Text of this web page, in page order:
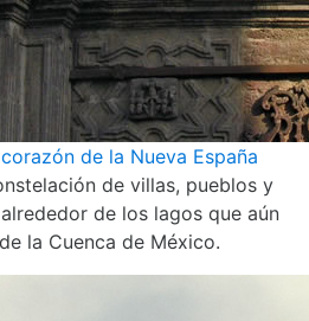
de la Nueva España
de villas, pueblos y
de los lagos que aún
la Cuenca de México.